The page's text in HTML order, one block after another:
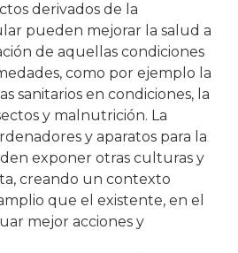
derivados de la
pueden mejorar la salud a
de aquellas condiciones
como por ejemplo la
sanitarios en condiciones, la
y malnutrición. La
y aparatos para la
exponer otras culturas y
creando un contexto
que el existente, en el
mejor acciones y